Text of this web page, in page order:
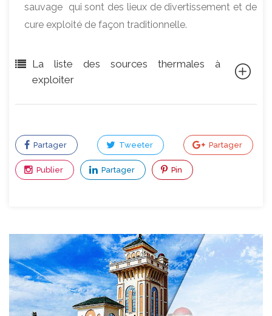
sauvage qui sont des lieux de divertissement et de
cure exploité de façon traditionnelle.
La liste des sources thermales à
exploiter
Partager Tweeter Partager
Publier Partager Pin